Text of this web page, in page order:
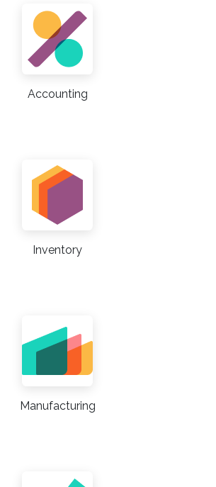
Accounting
Inventory
Manufacturing